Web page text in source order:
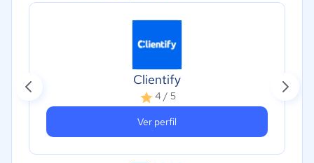
Clientify
4 / 5
Ver perfil